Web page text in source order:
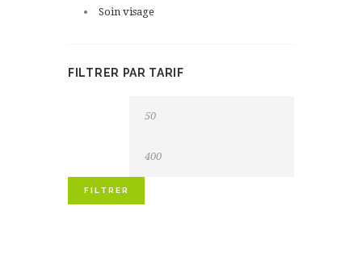
Soin visage
FILTRER PAR TARIF
FILTRER